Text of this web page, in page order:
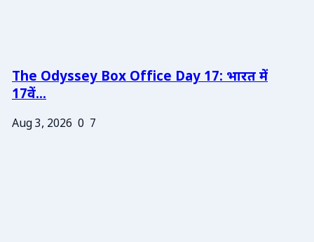
The Odyssey Box Office Day 17: भारत में
17वें...
Aug 3, 2026 0 7